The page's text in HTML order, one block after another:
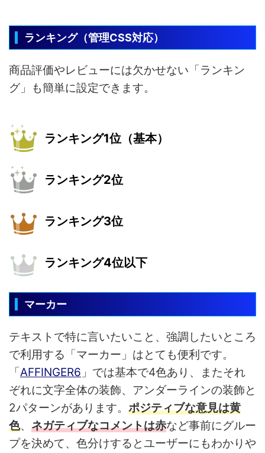
ランキング（管理CSS対応）
商品評価やレビューには欠かせない「ランキン
グ」も簡単に設定できます。
ランキング1位（基本）
ランキング2位
ランキング3位
ランキング4位以下
マーカー
テキストで特に言いたいこと、強調したいところ
で利用する「マーカー」はとても便利です。
「AFFINGER6 」では基本で4色あり、またそれ
ぞれに文字全体の装飾、アンダーラインの装飾と
2パターンがあります。 ポジティブな意見は黄
色、 ネガティブなコメントは赤など事前にグルー
プを決めて、色分けするとユーザーにもわかりや